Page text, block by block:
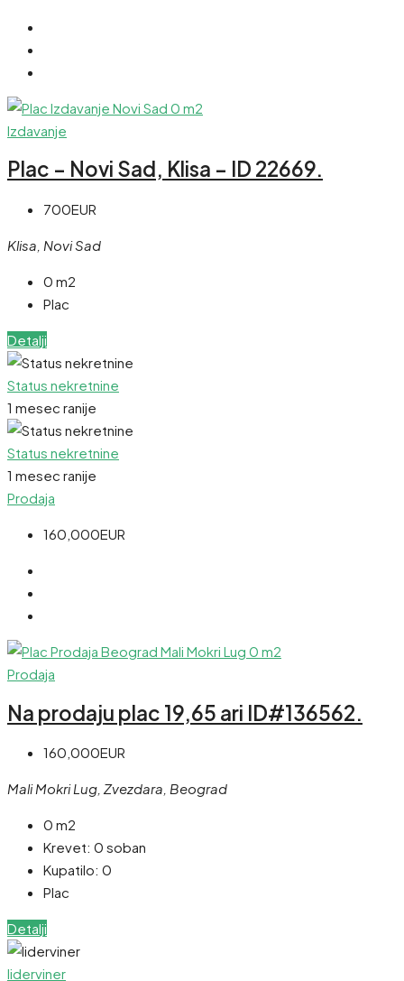
Izdavanje
Plac – Novi Sad, Klisa – ID 22669.
700EUR
Klisa, Novi Sad
0 m2
Plac
Detalji
Status nekretnine
1 mesec ranije
Status nekretnine
1 mesec ranije
Prodaja
160,000EUR
Prodaja
Na prodaju plac 19,65 ari ID#136562.
160,000EUR
Mali Mokri Lug, Zvezdara, Beograd
0 m2
Krevet: 0 soban
Kupatilo: 0
Plac
Detalji
liderviner